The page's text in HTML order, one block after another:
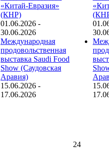
«Китай-Евразия»
(КНР)
01.06.2026 -
30.06.2026
Международная
продовольственная
выставка Saudi Food
Show (Саудовская
Аравия)
15.06.2026 -
17.06.2026
24